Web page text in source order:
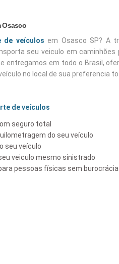
Osasco
de veículos em Osasco SP? A
seu veiculo em caminhões
e entregamos em todo o Brasil,
no local de sua preferencia
de veículos
seguro total
do seu veículo
seu veículo
veiculo mesmo sinistrado
pessoas físicas sem burocrácia.